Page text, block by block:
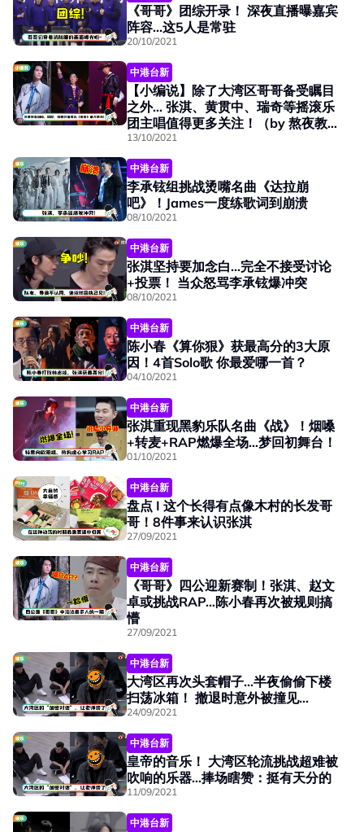
《哥哥》团综开录！ 深夜直播曝嘉宾
阵容...这5人是常驻
20/10/2021
中港台新
【小编说】除了大湾区哥哥备受瞩目
之外… 张淇、黄贯中、瑞奇等摇滚乐
团主唱值得更多关注！（by 熬夜教
父）
13/10/2021
中港台新
李承铉组挑战烫嘴名曲《达拉崩
吧》！James一度练歌词到崩溃
08/10/2021
中港台新
张淇坚持要加念白...完全不接受讨论
+投票！ 当众怒骂李承铉爆冲突
08/10/2021
中港台新
陈小春《算你狠》获最高分的3大原
因！4首Solo歌 你最爱哪一首？
04/10/2021
中港台新
张淇重现黑豹乐队名曲《战》！烟嗓
+转麦+RAP燃爆全场…梦回初舞台！
01/10/2021
中港台新
盘点 I 这个长得有点像木村的长发哥
哥！8件事来认识张淇
27/09/2021
中港台新
《哥哥》四公迎新赛制！张淇、赵文
卓或挑战RAP…陈小春再次被规则搞
懵
27/09/2021
中港台新
大湾区再次头套帽子...半夜偷偷下楼
扫荡冰箱！ 撤退时意外被撞见...
24/09/2021
中港台新
皇帝的音乐！ 大湾区轮流挑战超难被
吹响的乐器...捧场瞎赞：挺有天分的
11/09/2021
中港台新